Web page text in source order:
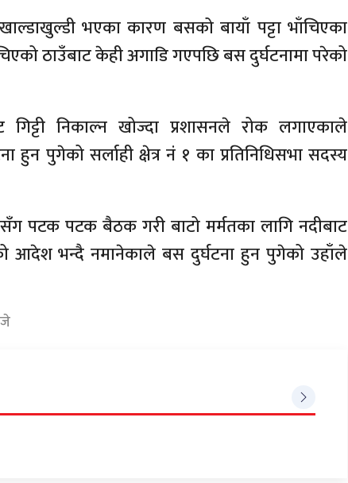
भएका कारण बसको बायाँ पट्टा भाँचिएका
ठाउँबाट केही अगाडि गएपछि बस दुर्घटनामा परेको
गिट्टी निकाल्न खोज्दा प्रशासनले रोक लगाएकाले
पुगेको सर्लाही क्षेत्र नं १ का प्रतिनिधिसभा सदस्य
पटक पटक बैठक गरी बाटो मर्मतका लागि नदीबाट
आदेश भन्दै नमानेकाले बस दुर्घटना हुन पुगेको उहाँले